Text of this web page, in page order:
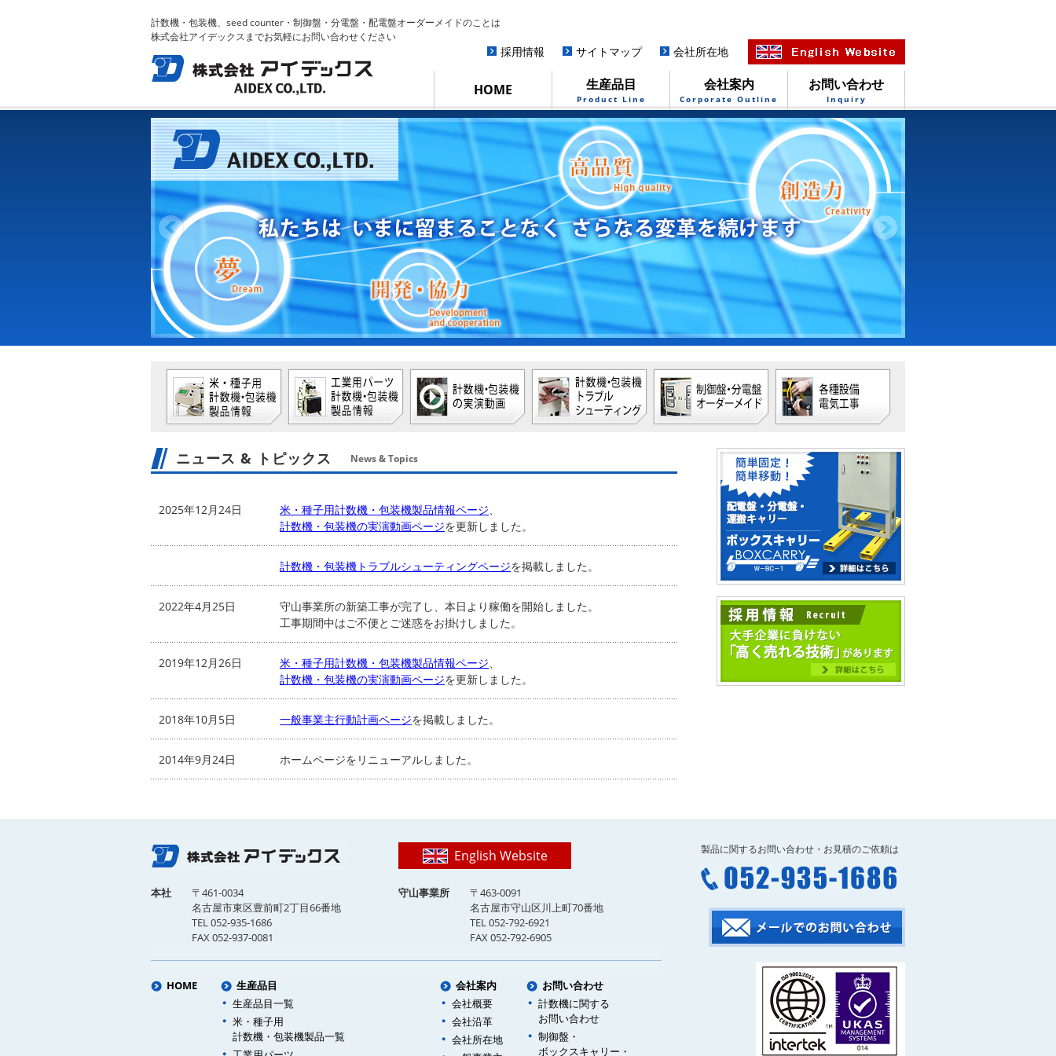
計数機・包装機、seed counter・制御盤・分電盤・配電盤オーダーメイドのことは
株式会社アイデックスまでお気軽にお問い合わせください
採用情報 サイトマップ 会社所在地
HOME 生産品目
Product Line
会社案内
Corporate Outline
お問い合わせ
Inquiry
ニュース & トピックス News & Topics
2025年12月24日 米・種子用計数機・包装機製品情報ページ、
計数機・包装機の実演動画ページを更新しました。
計数機・包装機トラブルシューティングページを掲載しました。
2022年4月25日
守山事業所の新築工事が完了し、本日より稼働を開始しました。
工事期間中はご不便とご迷惑をお掛けしました。
2019年12月26日 米・種子用計数機・包装機製品情報ページ、
計数機・包装機の実演動画ページを更新しました。
2018年10月5日 一般事業主行動計画ページを掲載しました。
2014年9月24日 ホームページをリニューアルしました。
本社
〒461-0034
名古屋市東区豊前町2丁目66番地
TEL 052-935-1686
FAX 052-937-0081
守山事業所
〒463-0091
名古屋市守山区川上町70番地
TEL 052-792-6921
FAX 052-792-6905
English Website
HOME
生産品目
生産品目一覧
米・種子用
計数機・ 包装機製品一覧
会社案内
会社概要
会社沿革
会社所在地
お問い合わせ
計数機に関する
お問い合わせ
制御盤・
ボックスキャリー・
製品に関するお問い合わせ・ お見積のご依頼は
米・種子用計数機・包装機製品一覧
包装機製品一覧 計数機・包装機実演動画
シューティング 制御盤・分電盤オーダーメイド
会社沿革
制御盤・
お問い合わせ
English Website